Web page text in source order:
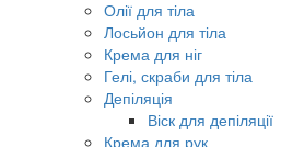
Олії для тіла
Лосьйон для тіла
Крема для ніг
Гелі, скраби для тіла
Депіляція
Віск для депіляції
Крема для рук